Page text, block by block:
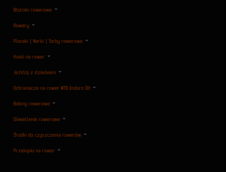
Błotniki rowerowe
Rowery
Plecaki | Nerki | Torby rowerowe
Kaski na rower
Jeździj z dzieckiem
Ochraniacze na rower MTB Enduro DH
Bidony rowerowe
Oświetlenie rowerowe
Środki do czyszczenia rowerów
Przekąski na rower